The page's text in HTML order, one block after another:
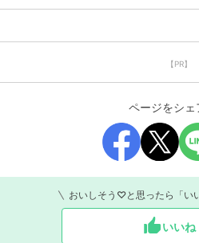
【PR】
ページをシェ
おいしそう♡と思ったら「い
いいね